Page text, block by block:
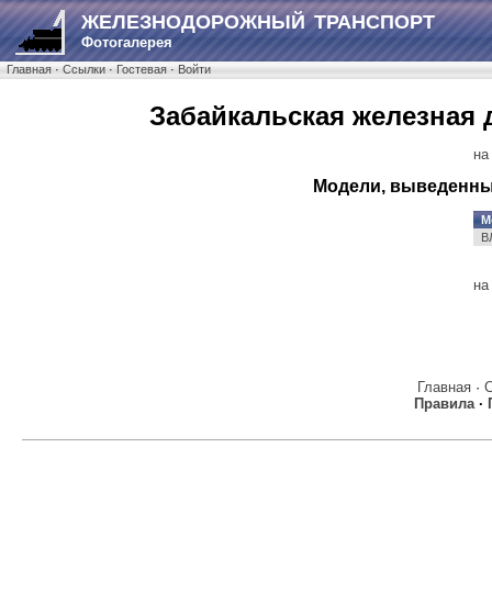
ЖЕЛЕЗНОДОРОЖНЫЙ ТРАНСПОРТ
Фотогалерея
Главная·Ссылки·Гостевая·Войти
Забайкальская железная
Модели,
Главная·
Правила·